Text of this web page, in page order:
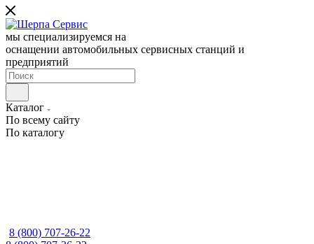
мы специализируемся на
оснащении автомобильных сервисных станций и
предприятий
Каталог
По всему сайту
По каталогу
8 (800) 707-26-22